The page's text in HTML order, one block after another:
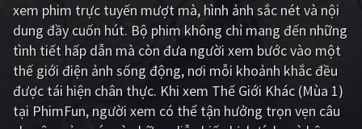
PHIM CHIẾU RẠP
TUYỂN TẬP PHIM
BLOG
xem phim trực tuyến mượt mà, hình ảnh sắc nét và nội
dung đầy cuốn hút. Bộ phim không chỉ mang đến những
tình tiết hấp dẫn mà còn đưa người xem bước vào một
thế giới điện ảnh sống động, nơi mỗi khoảnh khắc đều
được tái hiện chân thực. Khi xem Thế Giới Khác (Mùa 1)
tại PhimFun, người xem có thể tận hưởng trọn vẹn câu